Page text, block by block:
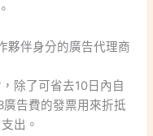
夥伴身分的廣告代理商
除了可省去10日內自
告費的發票用來折抵
出。